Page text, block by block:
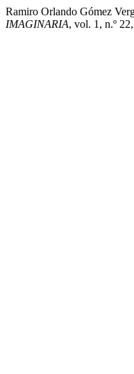
Ramiro Orlando Gómez
IMAGINARIA, vol. 1, n.º